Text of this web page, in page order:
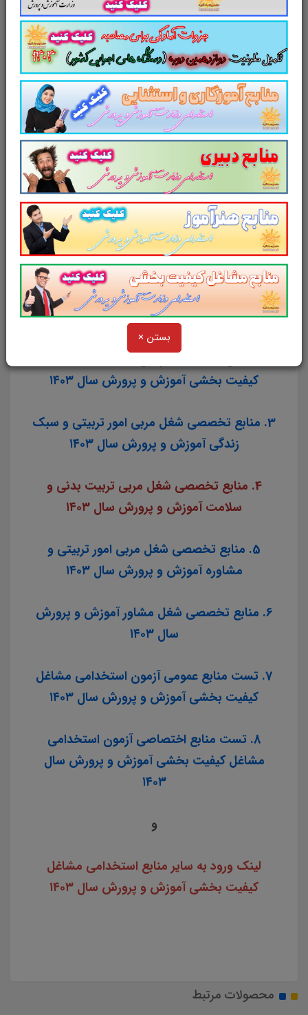
بستن ×
C. منابع تخصصی استخدامی آموزش و
پرورش سال ۱۴۰۳
D. تست منابع عمومی آزمون استخدامی
آموزش و پرورش سال ۱۴۰۳
E. تست منابع اختصاصی آزمون استخدامی
آموزش و پرورش سال ۱۴۰۳
F. تست منابع تخصصی استخدامی آموزش
و پرورش سال ۱۴۰۳
لینک ورود به سایر منابع استخدامی آموزش
و پرورش سال ۱۴۰۳
و
1. منابع عمومی آزمون استخدامی مشاغل کیفیت
بخشی آموزش و پرورش سال ۱۴۰۳
2. منابع اختصاصی آزمون استخدامی مشاغل
کیفیت بخشی آموزش و پرورش سال ۱۴۰۳
3. منابع تخصصی شغل مربی امور تربیتی و سبک
زندگی آموزش و پرورش سال ۱۴۰۳
4. منابع تخصصی شغل مربی تربیت بدنی و
سلامت آموزش و پرورش سال ۱۴۰۳
5. منابع تخصصی شغل مربی امور تربیتی و
مشاوره آموزش و پرورش سال ۱۴۰۳
6. منابع تخصصی شغل مشاور آموزش و پرورش
سال ۱۴۰۳
7. تست منابع عمومی آزمون استخدامی مشاغل
کیفیت بخشی آموزش و پرورش سال ۱۴۰۳
8. تست منابع اختصاصی آزمون استخدامی
مشاغل کیفیت بخشی آموزش و پرورش سال
۱۴۰۳
و
لینک ورود به سایر منابع استخدامی مشاغل
کیفیت بخشی آموزش و پرورش سال ۱۴۰۳
محصولات مرتبط